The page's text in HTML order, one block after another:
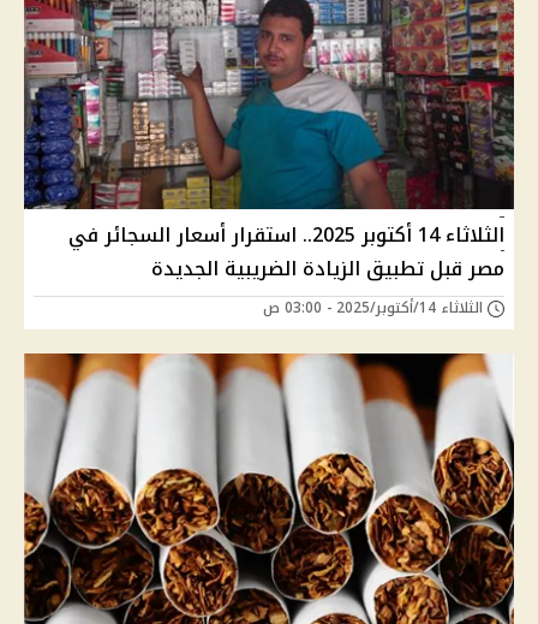
الثلاثاء 14 أكتوبر 2025.. استقرار أسعار السجائر في
مصر قبل تطبيق الزيادة الضريبية الجديدة
الثلاثاء 14/أكتوبر/2025 - 03:00 ص